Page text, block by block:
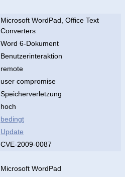
Microsoft WordPad, Office Text
Converters
Word 6-Dokument
Benutzerinteraktion
remote
user compromise
Speicherverletzung
hoch
bedingt
Update
CVE-2009-0087
Microsoft WordPad